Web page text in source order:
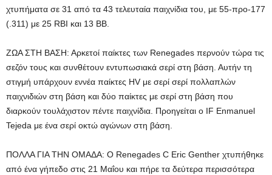
χτυπήματα σε 31 από τα 43 τελευταία παιχνίδια του, με 55-προ-177
(.311) με 25 RBI και 13 BB.
ΖΩΑ ΣΤΗ ΒΑΣΗ: Αρκετοί παίκτες των Renegades περνούν τώρα τις
σεζόν τους και συνθέτουν εντυπωσιακά σερί στη βάση. Αυτήν τη
στιγμή υπάρχουν εννέα παίκτες HV με σερί σερί πολλαπλών
παιχνιδιών στη βάση και δύο παίκτες με σερί στη βάση που
διαρκούν τουλάχιστον πέντε παιχνίδια. Προηγείται ο IF Enmanuel
Tejeda με ένα σερί οκτώ αγώνων στη βάση.
ΠΟΛΛΑ ΓΙΑ ΤΗΝ ΟΜΑΔΑ: Ο Renegades C Eric Genther χτυπήθηκε
από ένα γήπεδο στις 21 Μαΐου και πήρε τα δεύτερα περισσότερα